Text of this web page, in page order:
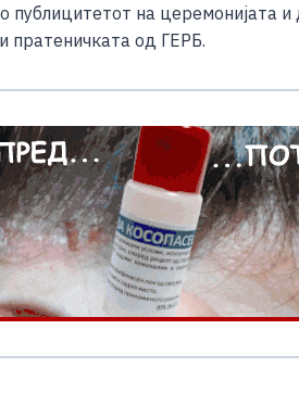
на церемонијата
пратеничката од ГЕРБ.